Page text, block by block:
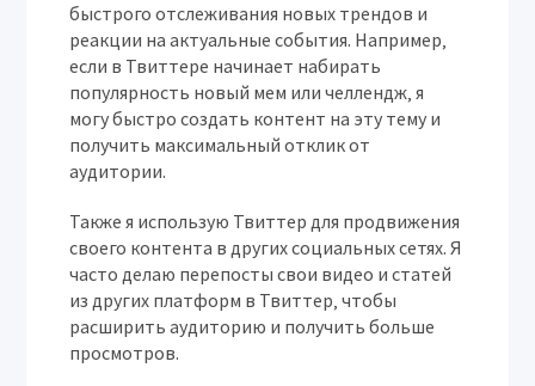
быстрого отслеживания новых трендов и
реакции на актуальные события. Например‚
если в Твиттере начинает набирать
популярность новый мем или челлендж‚ я
могу быстро создать контент на эту тему и
получить максимальный отклик от
аудитории.
Также я использую Твиттер для продвижения
своего контента в других социальных сетях. Я
часто делаю перепосты свои видео и статей
из других платформ в Твиттер‚ чтобы
расширить аудиторию и получить больше
просмотров.